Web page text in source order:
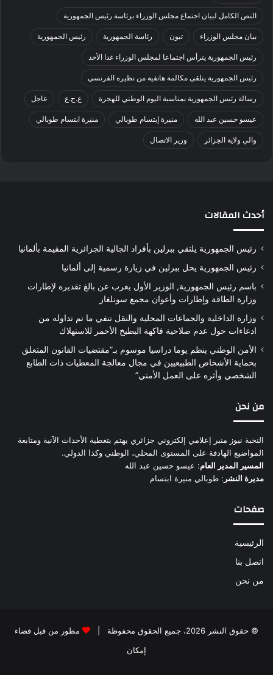
النص الكامل لبيان اجتماع مجلس الوزراء برئاسة رئيس الجمهورية
بيان مجلس الوزراء تبون رئاسة الجمهورية رئيس الجمهورية
رئيس الجمهورية يترأس اجتماعا لمجلس الوزراء غدا الأحد
رئيس الجمهورية يتلقى مكالمة هاتفية من نظيره الفرنسي
رسالة رئيس الجمهورية بمناسبة اليوم الوطني للهجرة ع.ح.ع عاجل
عيسو حسين عبد الله منيرة إبتسام طوبالي منيرة ابتسام طوبالي
والي ولاية الجزائر وزير الاتصال
أحدث المقالات
رئيس الجمهورية يلتقي ببرلين بأفراد الجالية الجزائرية المقيمة بألمانيا
رئيس الجمهورية يحل ببرلين في زيارة رسمية إلى ألمانيا
باسم رئيس الجمهورية, الوزير الأول يعرب عن بالغ تقديره لإطارات
وزارة الطاقة وإطارات وأعوان مجمع سونلغاز
وزارة الداخلية والجماعات المحلية والنقل تنفي ما تم تداوله من
ادعاءات حول عدم صلاحية فاكهة البطيخ الأحمر للاستهلاك
الأمن الوطني ينظم يوما دراسيا موسوم بـ”مقتضيات القانون المتعلق
بحماية الأشخاص الطبيعيين في مجال معالجة المعطيات ذات الطابع
الشخصي وأثره على العمل الأمني”
من نحن
النخبة نيوز منبر إعلامي إلكتروني جزائري يهتم بتغطية الأحداث الآنية ومتابعة
المواضيع الهادفة على المستوى المحلي، الوطني وكذا الدولي.
المسير المدير العام: عيسو حسين عبد الله
مديرة النشر : طوبالي منيرة ابتسام
صفحات
الرئيسية
اتصل بنا
من نحن
© حقوق النشر 2026، جميع الحقوق محفوظة |
مطور من قبل فضاء
إمكان